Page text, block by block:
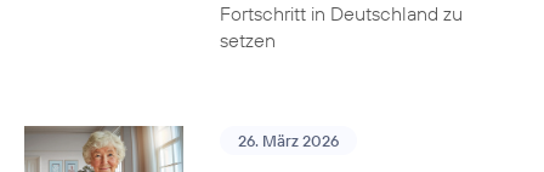
Fortschritt in Deutschland zu
setzen
26. März 2026